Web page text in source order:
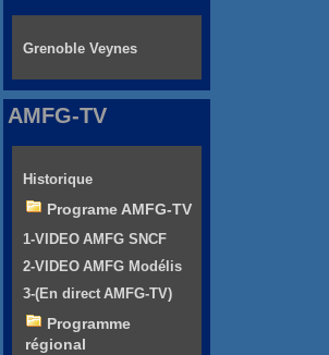
Grenoble Veynes
AMFG-TV
Historique
Programe AMFG-TV
1-VIDEO AMFG SNCF
2-VIDEO AMFG Modélis
3-(En direct AMFG-TV)
Programme
régional